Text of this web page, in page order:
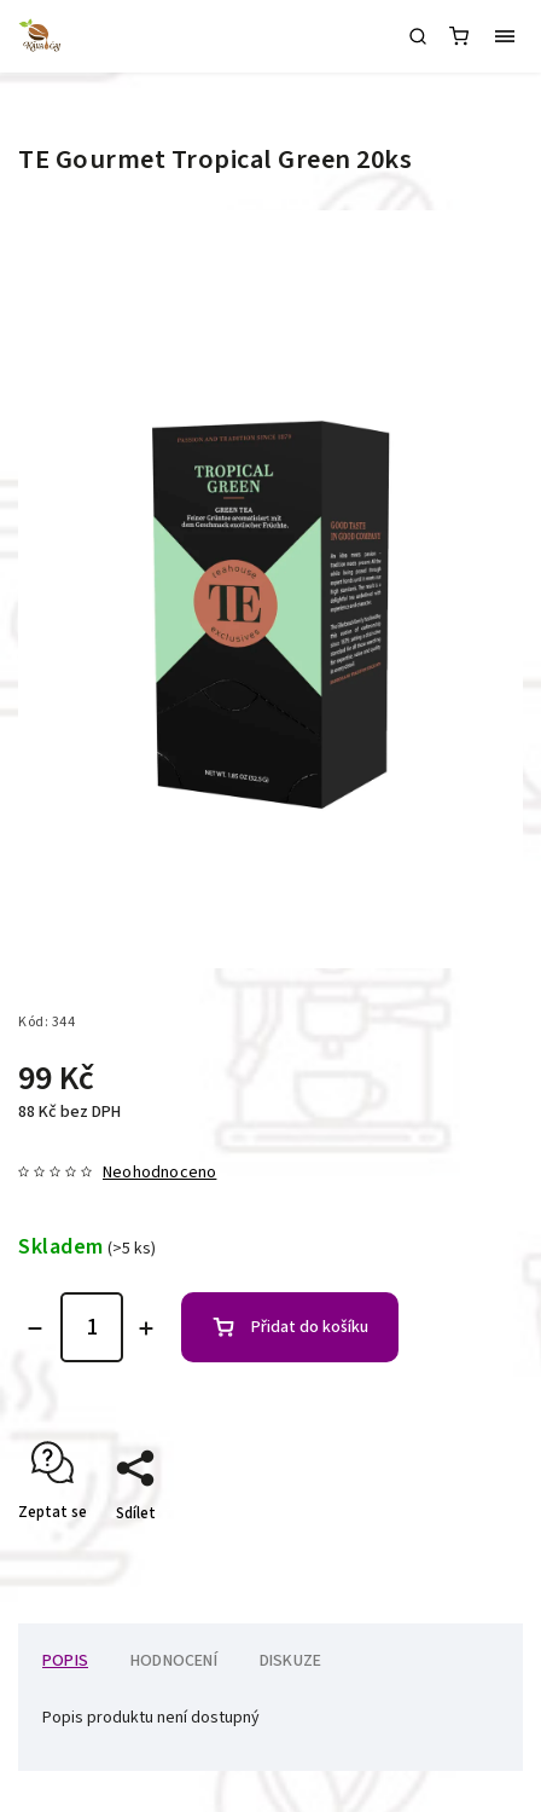
TE Gourmet Tropical Green 20ks
Kód: 344
99 Kč
88 Kč bez DPH
Neohodnoceno
Skladem (>5 ks)
Přidat do košíku
Zeptat se Sdílet
POPIS HODNOCENÍ DISKUZE
Popis produktu není dostupný